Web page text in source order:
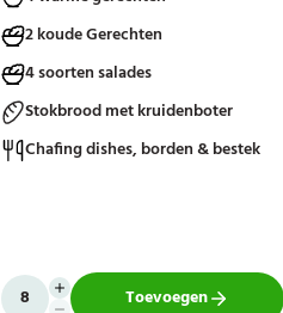
gelegenheden. Het buffet biedt een
informele en smaakvolle manier om
gasten te laten genieten van
verschillende kleine gerechten, zonder
een traditioneel diner te serveren.
2 koude Gerechten
4 soorten salades
Stokbrood met kruidenboter
Chafing dishes, borden & bestek
Toevoegen